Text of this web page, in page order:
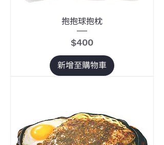
抱抱球抱枕
價格
$400
新增至購物車